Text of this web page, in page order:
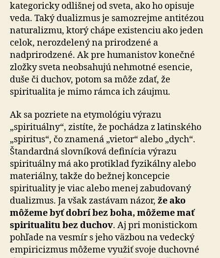
kategoricky odlišnej od sveta, ako ho opisuje
veda. Taký dualizmus je samozrejme antitézou
naturalizmu, ktorý chápe existenciu ako jeden
celok, nerozdelený na prirodzené a
nadprirodzené. Ak pre humanistov konečné
zložky sveta neobsahujú nehmotné esencie,
duše či du­chov, potom sa môže zdať, že
spiritualita je mimo rámca ich záujmu.
Ak sa pozriete na etymológiu výrazu
„spirituálny“, zistíte, že pochádza z latinského
„spiritus“, čo znamená „vietor“ alebo „dych“.
Štandardná slovníková definícia výrazu
spirituálny má ako protiklad fyzikálny alebo
materiálny, takže do bežnej koncepcie
spirituality je viac alebo menej zabudovaný
dualizmus. Ja však zastávam názor, že ako
môžeme byť dobrí bez boha, môžeme mať
spiritualitu bez duchov. Aj pri monistickom
pohľade na vesmír s jeho väzbou na vedecký
empiricizmus môžeme využiť svoje duchovné